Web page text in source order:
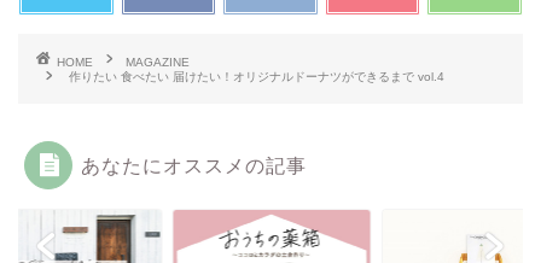
HOME
MAGAZINE
作りたい 食べたい 届けたい！オリジナルドーナツができるまで vol.4
あなたにオススメの記事